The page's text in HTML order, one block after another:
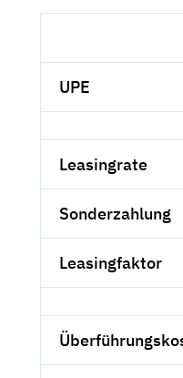
UPE
Leasingrate
Sonderzahlung
Leasingfaktor